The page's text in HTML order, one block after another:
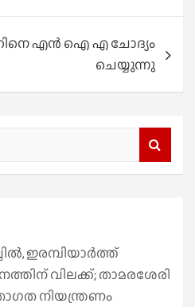
എൻ ഐ എ ചോദ്യം
ചെയ്യുന്നു
ഇരമ്പിയാര്‍ത്ത്
വിലക്ക്; താമരശേരി
നിയന്ത്രണം